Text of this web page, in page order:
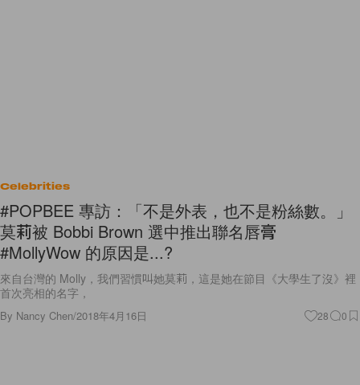
Celebrities
#POPBEE 專訪：「不是外表，也不是粉絲數。」
莫莉被 Bobbi Brown 選中推出聯名唇膏
#MollyWow 的原因是...?
來自台灣的 Molly，我們習慣叫她莫莉，這是她在節目《大學生了沒》裡
首次亮相的名字，
By Nancy Chen/2018年4月16日 28 0